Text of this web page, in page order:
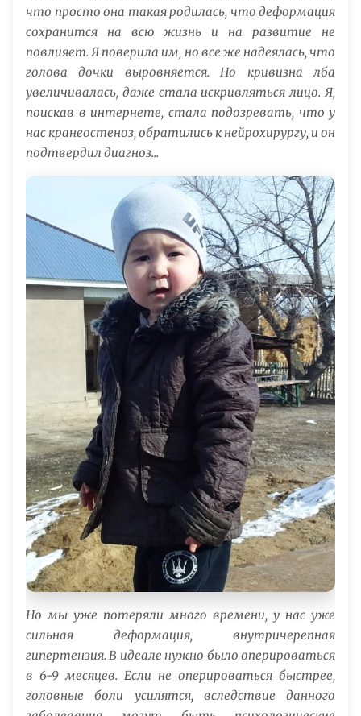
что просто она такая родилась, что деформация
сохранится на всю жизнь и на развитие не
повлияет. Я поверила им, но все же надеялась, что
голова дочки выровняется. Но кривизна лба
увеличивалась, даже стала искривляться лицо. Я,
поискав в интернете, стала подозревать, что у
нас кранеостеноз, обратились к нейрохирургу, и он
подтвердил диагноз...
Но мы уже потеряли много времени, у нас уже
сильная деформация, внутричерепная
гипертензия. В идеале нужно было оперироваться
в 6-9 месяцев. Если не оперироваться быстрее,
головные боли усилятся, вследствие данного